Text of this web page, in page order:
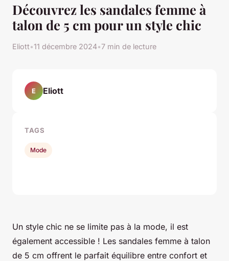
Découvrez les sandales femme à
talon de 5 cm pour un style chic
Eliott•11 décembre 2024•7 min de lecture
Un style chic ne se limite pas à la mode, il est
également accessible ! Les sandales femme à talon
de 5 cm offrent le parfait équilibre entre confort et
E Eliott
TAGS
Mode